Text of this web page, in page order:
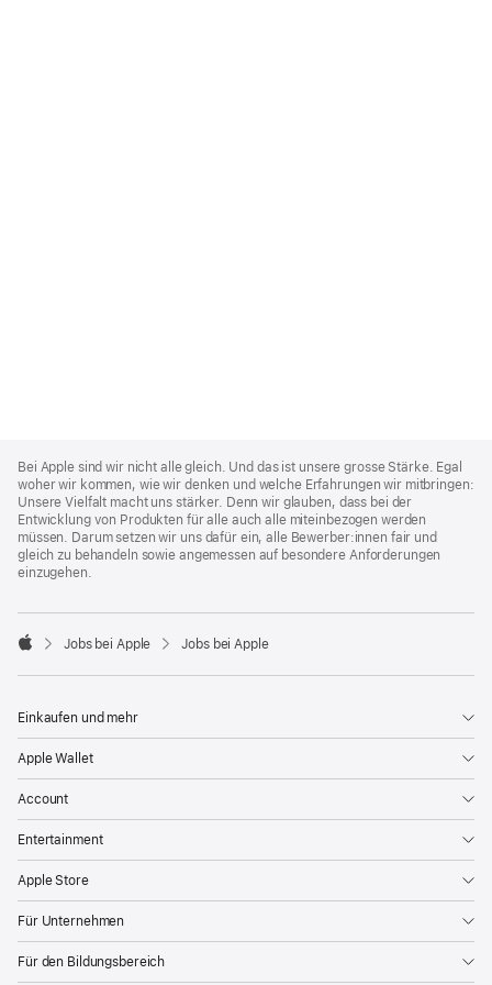
Footer
Bei Apple sind wir nicht alle gleich. Und das ist unsere grosse Stärke. Egal
woher wir kommen, wie wir denken und welche Erfahrungen wir mitbringen:
Unsere Vielfalt macht uns stärker. Denn wir glauben, dass bei der
Entwicklung von Produkten für alle auch alle miteinbezogen werden
müssen. Darum setzen wir uns dafür ein, alle Bewerber:innen fair und
gleich zu behandeln sowie angemessen auf besondere Anforderungen
einzugehen.

Jobs bei Apple Jobs bei Apple
Einkaufen und mehr
Apple Wallet
Account
Entertainment
Apple Store
Für Unternehmen
Für den Bildungsbereich